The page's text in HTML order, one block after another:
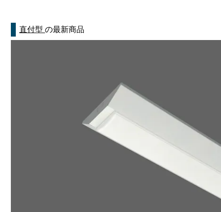
直付型の最新商品